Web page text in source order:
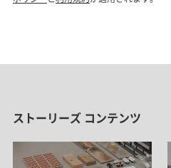
ストーリーズ コンテンツ